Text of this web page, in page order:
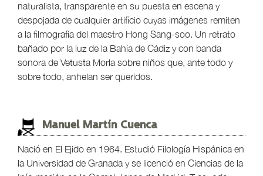
naturalista, transparente en su puesta en escena y
despojada de cualquier artificio cuyas imágenes remiten
a la filmografía del maestro Hong Sang-soo. Un retrato
bañado por la luz de la Bahía de Cádiz y con banda
sonora de Vetusta Morla sobre niños que, ante todo y
sobre todo, anhelan ser queridos.
Manuel Martín Cuenca
Nació en El Ejido en 1964. Estudió Filología Hispánica en
la Universidad de Granada y se licenció en Ciencias de la